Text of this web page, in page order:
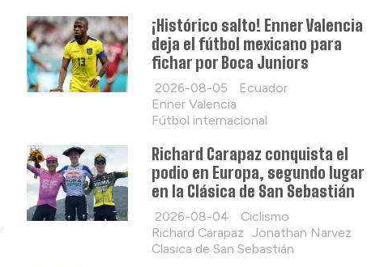
¡Histórico salto! Enner Valencia
deja el fútbol mexicano para
fichar por Boca Juniors
2026-08-05
Ecuador
Enner Valencia
Fútbol internacional
Richard Carapaz conquista el
podio en Europa, segundo lugar
en la Clásica de San Sebastián
2026-08-04
Ciclismo
Richard Carapaz Jonathan Narvez
Clasica de San Sebastián